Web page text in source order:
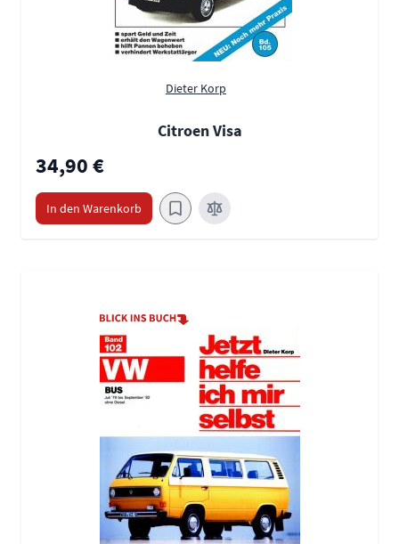
Dieter Korp
Citroen Visa
34,90 €
In den Warenkorb